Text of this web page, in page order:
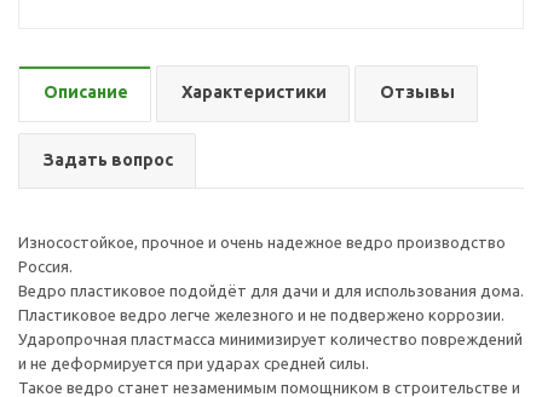
Описание Характеристики Отзывы
Задать вопрос
Износостойкое, прочное и очень надежное ведро производство
Россия.
Ведро пластиковое подойдёт для дачи и для использования дома.
Пластиковое ведро легче железного и не подвержено коррозии.
Ударопрочная пластмасса минимизирует количество повреждений
и не деформируется при ударах средней силы.
Такое ведро станет незаменимым помощником в строительстве и